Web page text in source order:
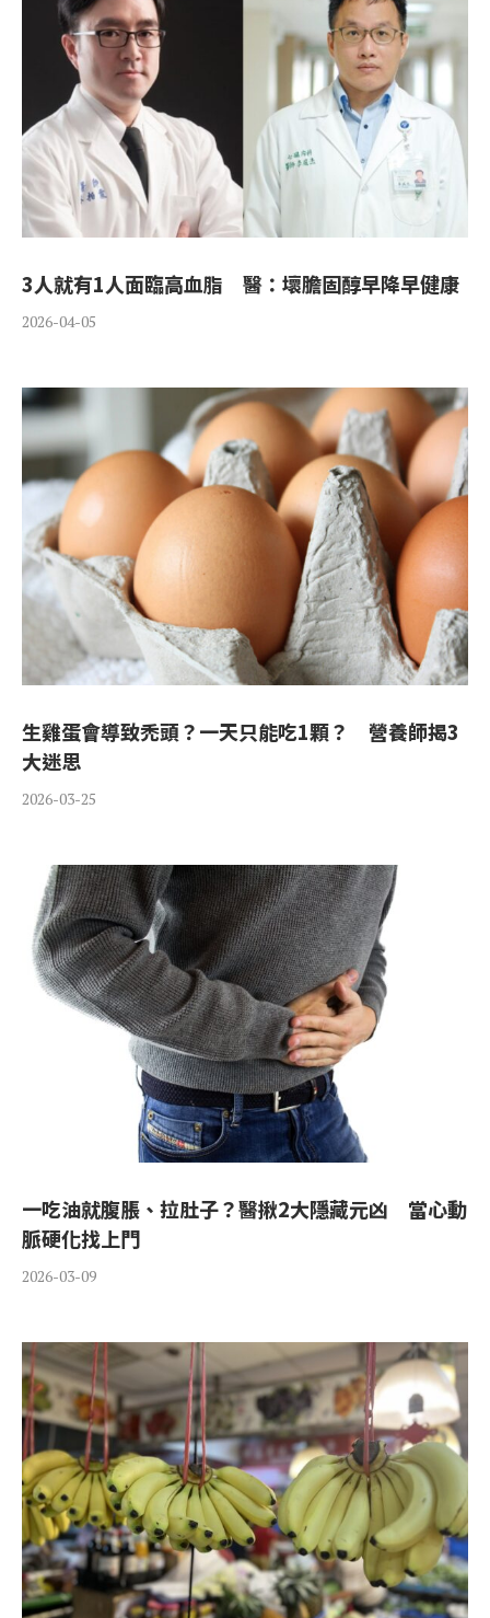
3人就有1人面臨高血脂 醫：壞膽固醇早降早健康
2026-04-05
生雞蛋會導致禿頭？一天只能吃1顆？ 營養師揭3
大迷思
2026-03-25
一吃油就腹脹、拉肚子？醫揪2大隱藏元凶 當心動
脈硬化找上門
2026-03-09